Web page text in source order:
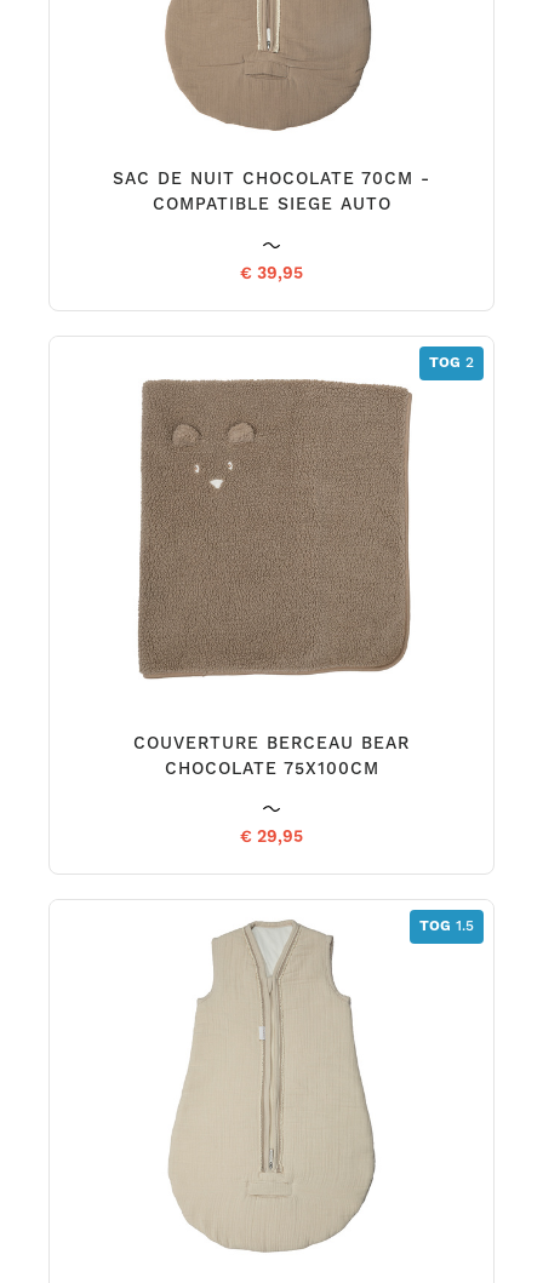
SAC DE NUIT CHOCOLATE 70CM -
COMPATIBLE SIEGE AUTO
€ 39,95
TOG 2
COUVERTURE BERCEAU BEAR
CHOCOLATE 75X100CM
€ 29,95
TOG 1.5